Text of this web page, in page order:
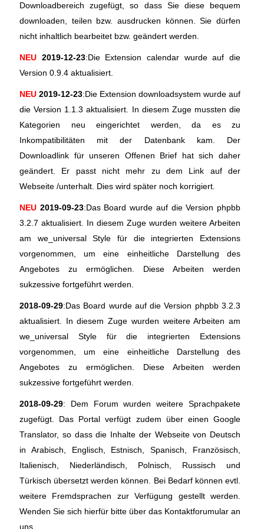
Downloadbereich zugefügt, so dass Sie diese bequem
downloaden, teilen bzw. ausdrucken können. Sie dürfen
nicht inhaltlich bearbeitet bzw. geändert werden.
NEU 2019-12-23:Die Extension calendar wurde auf die
Version 0.9.4 aktualisiert.
NEU 2019-12-23:Die Extension downloadsystem wurde auf
die Version 1.1.3 aktualisiert. In diesem Zuge mussten die
Kategorien neu eingerichtet werden, da es zu
Inkompatibilitäten mit der Datenbank kam. Der
Downloadlink für unseren Offenen Brief hat sich daher
geändert. Er passt nicht mehr zu dem Link auf der
Webseite /unterhalt. Dies wird später noch korrigiert.
NEU 2019-09-23:Das Board wurde auf die Version phpbb
3.2.7 aktualisiert. In diesem Zuge wurden weitere Arbeiten
am we_universal Style für die integrierten Extensions
vorgenommen, um eine einheitliche Darstellung des
Angebotes zu ermöglichen. Diese Arbeiten werden
sukzessive fortgeführt werden.
2018-09-29:Das Board wurde auf die Version phpbb 3.2.3
aktualisiert. In diesem Zuge wurden weitere Arbeiten am
we_universal Style für die integrierten Extensions
vorgenommen, um eine einheitliche Darstellung des
Angebotes zu ermöglichen. Diese Arbeiten werden
sukzessive fortgeführt werden.
2018-09-29: Dem Forum wurden weitere Sprachpakete
zugefügt. Das Portal verfügt zudem über einen Google
Translator, so dass die Inhalte der Webseite von Deutsch
in Arabisch, Englisch, Estnisch, Spanisch, Französisch,
Italienisch, Niederländisch, Polnisch, Russisch und
Türkisch übersetzt werden können. Bei Bedarf können evtl.
weitere Fremdsprachen zur Verfügung gestellt werden.
Wenden Sie sich hierfür bitte über das Kontaktforumular an
uns.